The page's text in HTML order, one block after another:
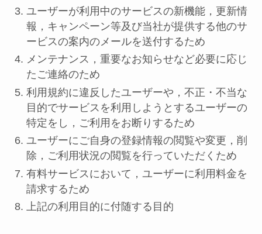
ユーザーが利用中のサービスの新機能，更新情
報，キャンペーン等及び当社が提供する他のサ
ービスの案内のメールを送付するため
メンテナンス，重要なお知らせなど必要に応じ
たご連絡のため
利用規約に違反したユーザーや，不正・不当な
目的でサービスを利用しようとするユーザーの
特定をし，ご利用をお断りするため
ユーザーにご自身の登録情報の閲覧や変更，削
除，ご利用状況の閲覧を行っていただくため
有料サービスにおいて，ユーザーに利用料金を
請求するため
上記の利用目的に付随する目的